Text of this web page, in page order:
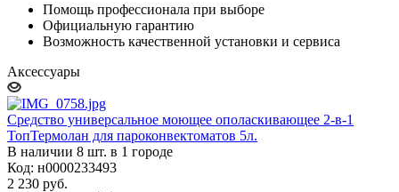
Помощь профессионала при выборе
Официальную гарантию
Возможность качественной установки и сервиса
Аксессуары
Средство универсальное моющее ополаскивающее 2-в-1
ТопТермолан для пароконвектоматов 5л.
В наличии 8 шт. в 1 городе
Код: н0000233493
2 230 руб.